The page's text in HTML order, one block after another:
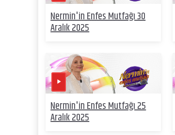
Nermin'in Enfes Mutfağı 30
Aralık 2025
Nermin'in Enfes Mutfağı 25
Aralık 2025